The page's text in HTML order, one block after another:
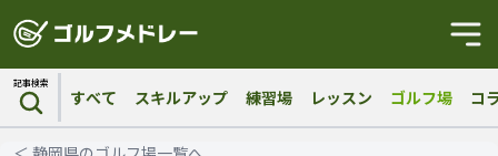
記事検索
すべて スキルアップ 練習場 レッスン ゴルフ場 コ